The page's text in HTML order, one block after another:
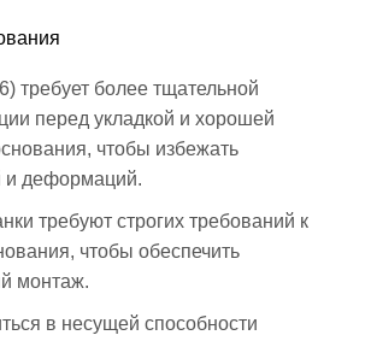
требует более тщательной
перед укладкой и хорошей
чтобы избежать
и деформаций.
требуют строгих требований к
чтобы обеспечить
монтаж.
в несущей способности